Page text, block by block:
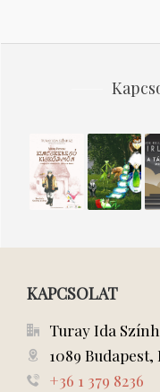
Kincskereső
kisködmön
Kukac
Kata
kalandjai
KAPCSOLAT
Turay Ida
1089
+36 1 379 8236